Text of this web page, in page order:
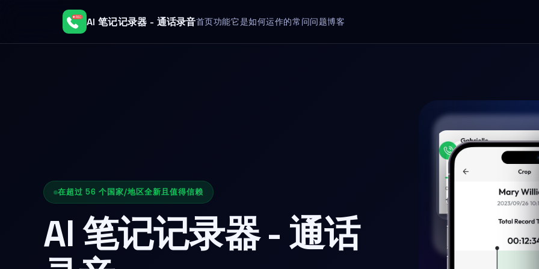
AI 笔记记录器 - 通话录音首页功能它是如何运作的常问问题博客
在超过 56 个国家/地区全新且值得信赖
AI 笔记记录器 - 通话